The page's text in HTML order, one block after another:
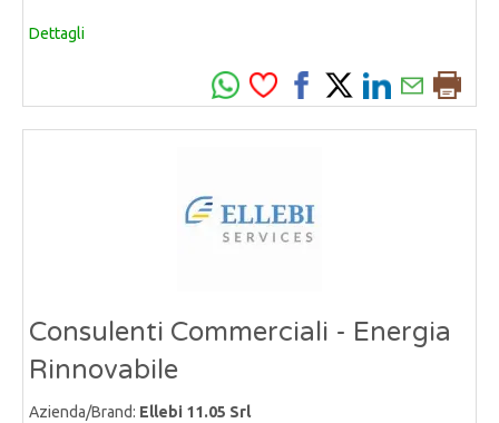
Dettagli
Consulenti Commerciali - Energia
Rinnovabile
Azienda/Brand: Ellebi 11.05 Srl